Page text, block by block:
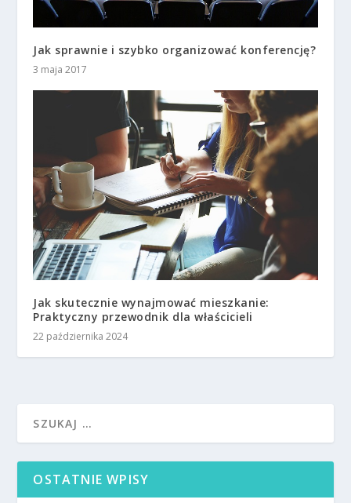
Jak sprawnie i szybko organizować konferencję?
3 maja 2017
Jak skutecznie wynajmować mieszkanie:
Praktyczny przewodnik dla właścicieli
22 października 2024
OSTATNIE WPISY